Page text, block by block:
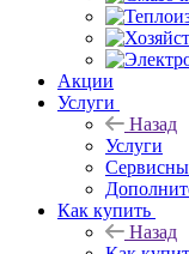
Акции
Услуги
Назад
Услуги
Как купить
Назад